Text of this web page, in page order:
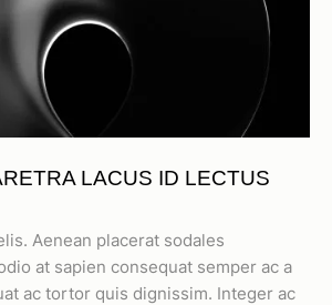
LACUS ID LECTUS
Aenean placerat sodales
at sapien consequat semper ac a
ac tortor quis dignissim. Integer ac